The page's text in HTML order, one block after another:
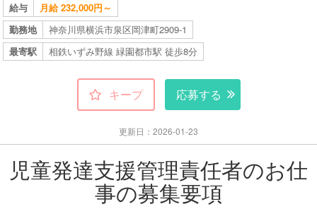
給与
月給 232,000円～
勤務地
神奈川県横浜市泉区岡津町2909-1
最寄駅
相鉄いずみ野線 緑園都市駅 徒歩8分
キープ 応募する
更新日：2026-01-23
児童発達支援管理責任者のお仕
事の募集要項